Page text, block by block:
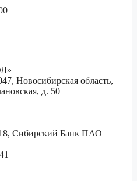
Новосибирская область,
д. 50
Сибирский Банк ПАО